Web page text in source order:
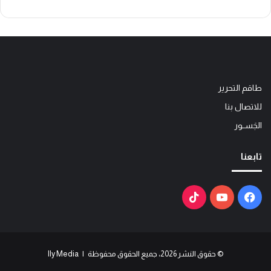
طاقم التحرير
للاتصال بنا
الجَســور
تابعنا
فيسبوكيوتيوب ‫TikTok
© حقوق النشر 2026، جميع الحقوق محفوظة | Ily Media